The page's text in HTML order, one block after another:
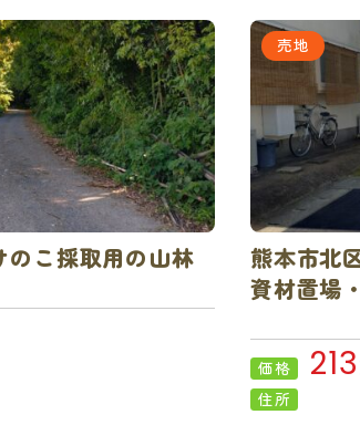
のこ採取用の山林
売地
熊本市北
資材置場
価格 213
住所